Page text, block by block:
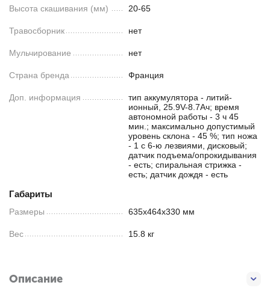
Высота скашивания (мм) 20-65
Травосборник нет
Мульчирование нет
Страна бренда Франция
Доп. информация
тип аккумулятора - литий-
ионный, 25.9V-8.7Ач; время
автономной работы - 3 ч 45
мин.; максимально допустимый
уровень склона - 45 %; тип ножа
- 1 с 6-ю лезвиями, дисковый;
датчик подъема/опрокидывания
- есть; спиральная стрижка -
есть; датчик дождя - есть
Габариты
Размеры 635х464х330 мм
Вес 15.8 кг
Описание